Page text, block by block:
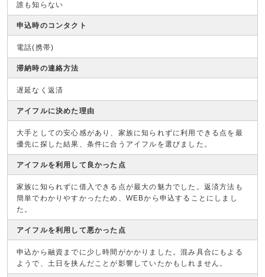
誰も知らない
申込時のコンタクト
電話(携帯)
滞納時の連絡方法
遅延なく返済
アイフルに決めた理由
大手としての安心感があり、家族に知られずに利用できる点を最
優先に探した結果、条件に合うアイフルを選びました。
アイフルを利用して良かった点
家族に知られずに借入できる点が最大の魅力でした。返済方法も
簡単でわかりやすかったため、WEBから申込することにしまし
た。
アイフルを利用して悪かった点
申込から融資までに少し時間がかかりました。混み具合にもよる
ようで、土日を挟んだことが影響していたかもしれません。